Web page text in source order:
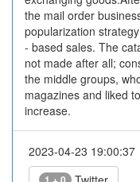
the mail order
popularization
- based sales. The
not made after all;
the middle groups,
magazines and liked
increase.
2023-04-23 19:00:37